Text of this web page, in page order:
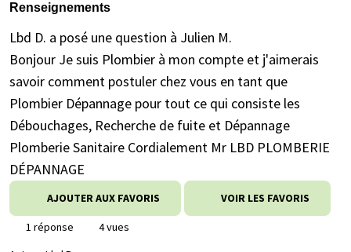
Renseignements
Lbd D. a posé une question à Julien M.
Bonjour Je suis Plombier à mon compte et j'aimerais
savoir comment postuler chez vous en tant que
Plombier Dépannage pour tout ce qui consiste les
Débouchages, Recherche de fuite et Dépannage
Plomberie Sanitaire Cordialement Mr LBD PLOMBERIE
DÉPANNAGE
AJOUTER AUX FAVORIS VOIR LES FAVORIS
1 réponse
4 vues